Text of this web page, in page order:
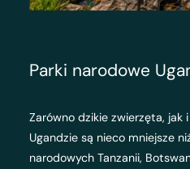
Parki narodowe
Zarówno dzikie zwierzęta,
Ugandzie są nieco mniejsze
narodowych Tanzanii,